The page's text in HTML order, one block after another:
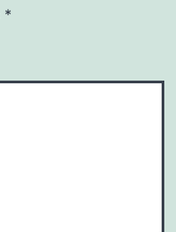
*